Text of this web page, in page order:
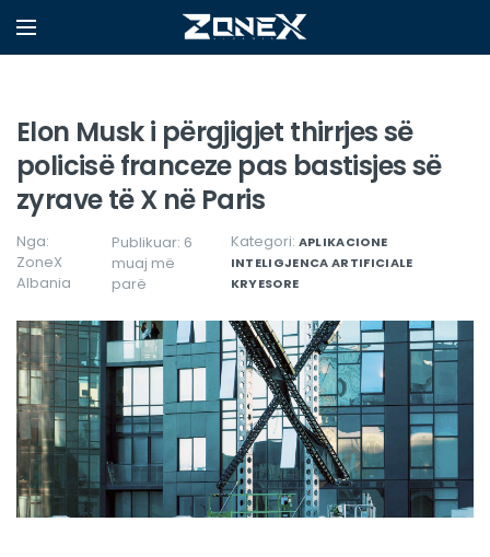
Elon Musk i përgjigjet thirrjes së
policisë franceze pas bastisjes së
zyrave të X në Paris
Nga:
ZoneX
Albania
Publikuar: 6
muaj më
parë
Kategori: APLIKACIONE
INTELIGJENCA ARTIFICIALE
KRYESORE